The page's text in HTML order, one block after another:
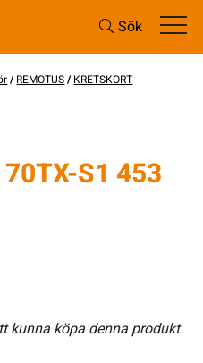
Sök
/REMOTUS/KRETSKORT
S1 453
kunna köpa denna produkt.